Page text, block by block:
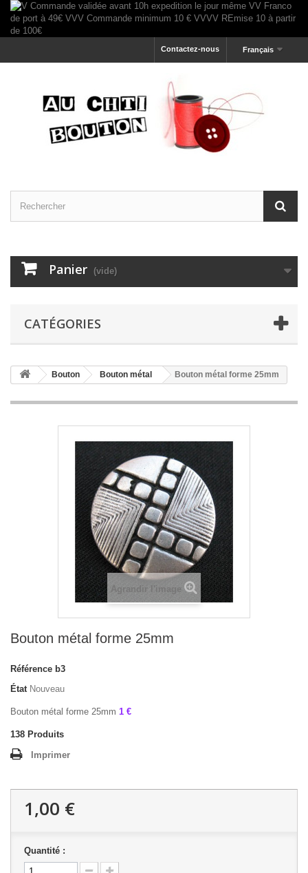
Français
Contactez-nous
Panier (vide)
CATÉGORIES
Bouton Bouton métal Bouton métal forme 25mm
Agrandir l'image
Bouton métal forme 25mm
Référence b3
État Nouveau
Bouton métal forme 25mm 1 €
138 Produits
Imprimer
1,00 €
Quantité :